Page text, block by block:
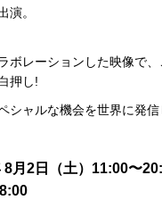
演。
ボレーションした映像で
押し!
シャルな機会を世界に発信
8月2日（土）11:00〜